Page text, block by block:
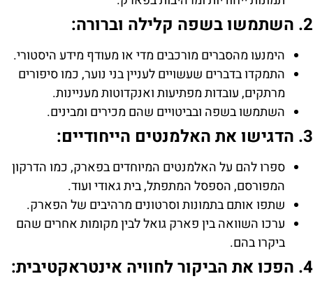
2. השתמשו בשפה קלילה וברורה:
הימנעו מהסברים מורכבים מדי או מעודף מידע היסטורי.
התמקדו בדברים שעשויים לעניין בני נוער, כמו סיפורים
מרתקים, עובדות מפתיעות ואנקדוטות מעניינות.
השתמשו בשפה ובביטויים שהם מכירים ומבינים.
3. הדגישו את האלמנטים הייחודיים:
ספרו להם על האלמנטים המיוחדים בפארק, כמו הדרקון
המפורסם, הספסל המתפתל, בית גאודי ועוד.
שתפו אותם בתמונות וסרטונים מרהיבים של הפארק.
ערכו השוואה בין פארק גואל לבין מקומות אחרים שהם
ביקרו בהם.
4. הפכו את הביקור לחוויה אינטראקטיבית: